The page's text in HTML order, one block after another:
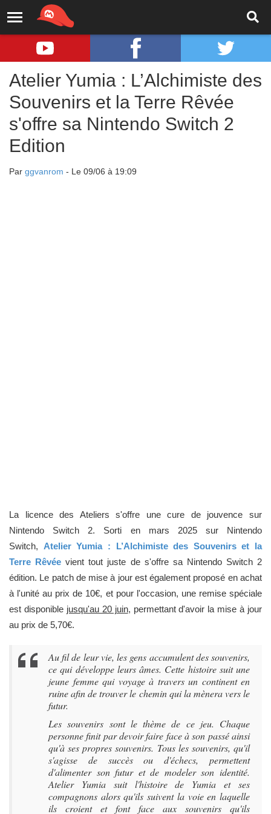
Atelier Yumia : L’Alchimiste des
Souvenirs et la Terre Rêvée
s'offre sa Nintendo Switch 2
Edition
Par ggvanrom - Le 09/06 à 19:09
La licence des Ateliers s'offre une cure de jouvence sur
Nintendo Switch 2. Sorti en mars 2025 sur Nintendo
Switch, Atelier Yumia : L’Alchimiste des Souvenirs et la
Terre Rêvée vient tout juste de s'offre sa Nintendo Switch 2
édition. Le patch de mise à jour est également proposé en achat
à l'unité au prix de 10€, et pour l'occasion, une remise spéciale
est disponible jusqu'au 20 juin, permettant d'avoir la mise à jour
au prix de 5,70€.
Au fil de leur vie, les gens accumulent des souvenirs,
ce qui développe leurs âmes. Cette histoire suit une
jeune femme qui voyage à travers un continent en
ruine afin de trouver le chemin qui la mènera vers le
futur.
Les souvenirs sont le thème de ce jeu. Chaque
personne finit par devoir faire face à son passé ainsi
qu'à ses propres souvenirs. Tous les souvenirs, qu'il
s'agisse de succès ou d'échecs, permettent
d'alimenter son futur et de modeler son identité.
Atelier Yumia suit l'histoire de Yumia et ses
compagnons alors qu'ils suivent la voie en laquelle
ils croient et font face aux souvenirs qu'ils